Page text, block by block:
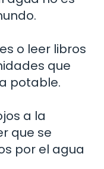
o leer libros
que
potable.
a la
que se
por el agua